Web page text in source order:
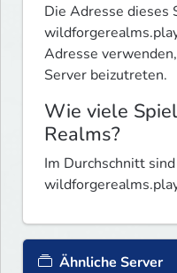
Die Adresse dieses
Adresse
Server beizutreten.
Wie viele
Realms?
Im Durchschnitt
Ähnliche Server